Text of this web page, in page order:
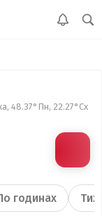
48.37°Пн, 22.27°Сх
годинах